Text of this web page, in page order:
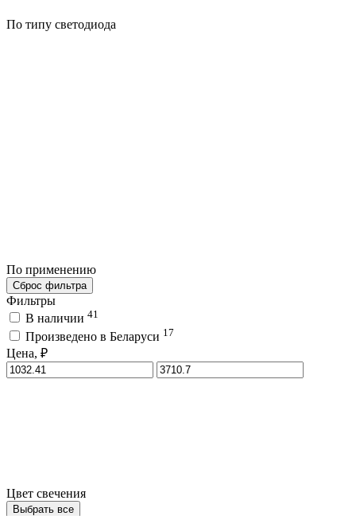
По типу светодиода
По применению
Сброс фильтра
Фильтры
В наличии 41
Произведено в Беларуси 17
Цена, ₽
Цвет свечения
Выбрать все